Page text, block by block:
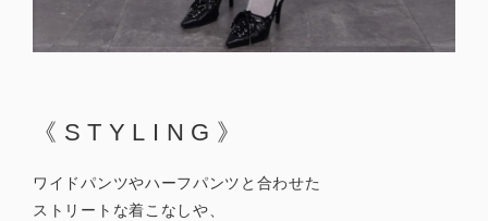
《STYLING》
ワイドパンツやハーフパンツと合わせた
ストリートな着こなしや、